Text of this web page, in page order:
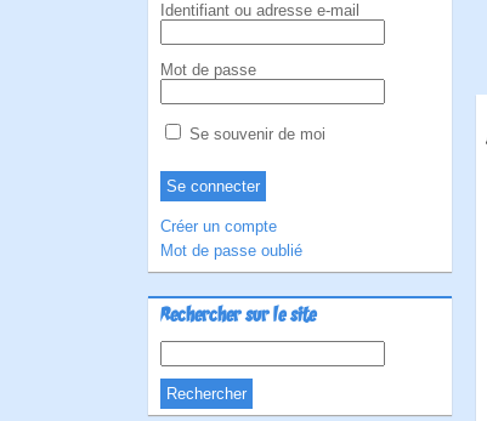
Identifiant ou adresse e-mail
Mot de passe
Se souvenir de moi
Créer un compte
Mot de passe oublié
Rechercher sur le site